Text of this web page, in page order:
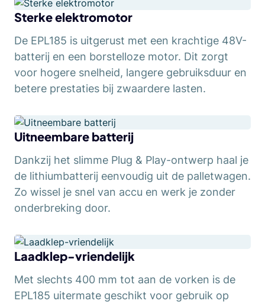
Sterke elektromotor
De EPL185 is uitgerust met een krachtige 48V-
batterij en een borstelloze motor. Dit zorgt
voor hogere snelheid, langere gebruiksduur en
betere prestaties bij zwaardere lasten.
Uitneembare batterij
Dankzij het slimme Plug & Play-ontwerp haal je
de lithiumbatterij eenvoudig uit de palletwagen.
Zo wissel je snel van accu en werk je zonder
onderbreking door.
Laadklep-vriendelijk
Met slechts 400 mm tot aan de vorken is de
EPL185 uitermate geschikt voor gebruik op